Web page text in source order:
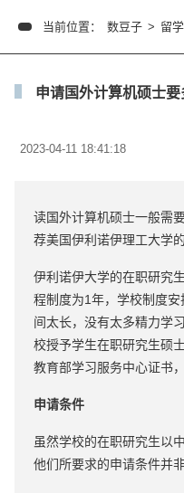
当前位置： 数豆子 > 留学
申请国外计算机硕士要
2023-04-11 18:41:18
读国外计算机硕士一般需
荐美国伊利诺伊理工大学
伊利诺伊大学的在职研究
程制度为1年，学校制度
间太长，没有太多精力学
校授予学生在职研究生硕
教育部学习服务中心证书
申请条件
虽然学校的在职研究生以
他们所要求的申请条件并非